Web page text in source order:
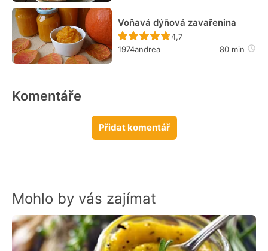
Voňavá dýňová zavařenina
Recept ještě nebyl
4,7
1974andrea
80 min
Komentáře
Přidat komentář
Mohlo by vás zajímat